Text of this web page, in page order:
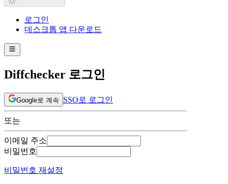
로그인
데스크톱 앱 다운로드
Diffchecker 로그인
Google로 계속 SSO로 로그인
또는
이메일 주소
비밀번호
비밀번호 재설정